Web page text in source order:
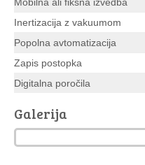
Inertizacija z vakuumom
Popolna avtomatizacija
Zapis postopka
Digitalna poročila
Galerija